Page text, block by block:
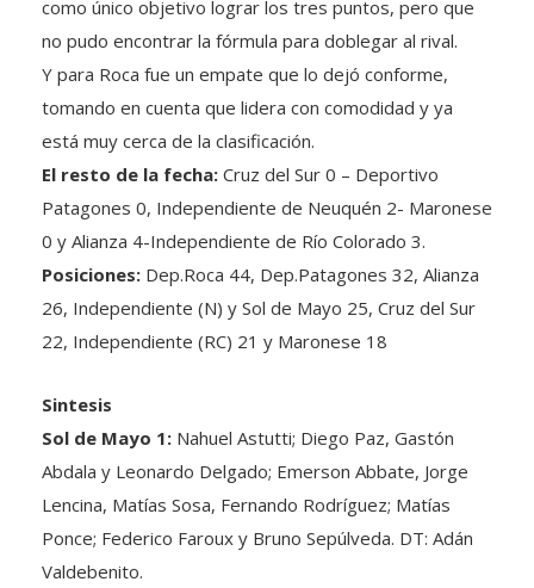
como único objetivo lograr los tres puntos, pero que
no pudo encontrar la fórmula para doblegar al rival.
Y para Roca fue un empate que lo dejó conforme,
tomando en cuenta que lidera con comodidad y ya
está muy cerca de la clasificación.
El resto de la fecha: Cruz del Sur 0 – Deportivo
Patagones 0, Independiente de Neuquén 2- Maronese
0 y Alianza 4-Independiente de Río Colorado 3.
Posiciones: Dep.Roca 44, Dep.Patagones 32, Alianza
26, Independiente (N) y Sol de Mayo 25, Cruz del Sur
22, Independiente (RC) 21 y Maronese 18
Sintesis
Sol de Mayo 1: Nahuel Astutti; Diego Paz, Gastón
Abdala y Leonardo Delgado; Emerson Abbate, Jorge
Lencina, Matías Sosa, Fernando Rodríguez; Matías
Ponce; Federico Faroux y Bruno Sepúlveda. DT: Adán
Valdebenito.